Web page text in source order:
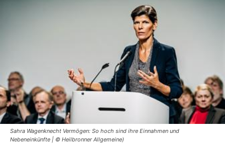
Sahra Wagenknecht Vermögen: So hoch sind ihre Einnahmen und
Nebeneinkünfte | © Heilbronner Allgemeine)